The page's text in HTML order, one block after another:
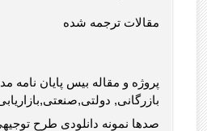
مقالات ترجمه شده
پروژه و مقاله بیس پایان نامه
بازرگانی,
صدها نمونه دانلودی طرح